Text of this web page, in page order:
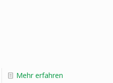
Mehr erfahren